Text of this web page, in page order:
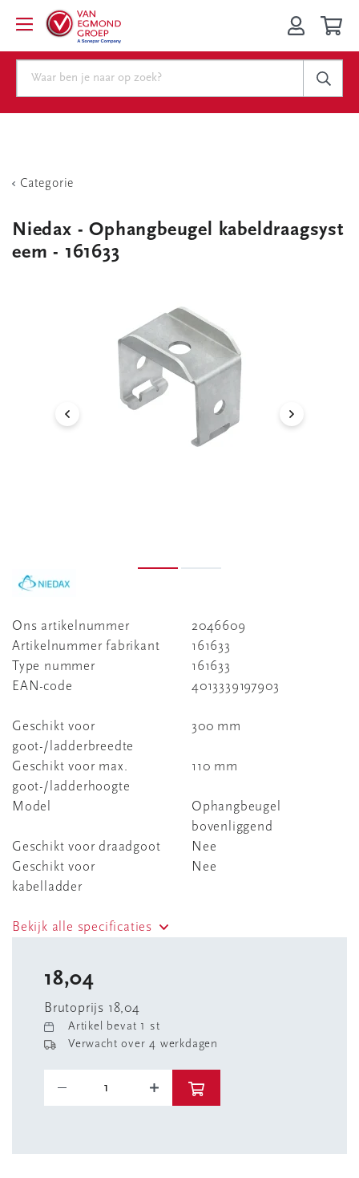
Categorie
Niedax - Ophangbeugel kabeldraagsyst
eem - 161633
Ons artikelnummer
2046609
Artikelnummer fabrikant
161633
Type nummer
161633
EAN-code
4013339197903
Geschikt voor
goot-/ladderbreedte
300 mm
Geschikt voor max.
goot-/ladderhoogte
110 mm
Model
Ophangbeugel
bovenliggend
Geschikt voor draadgoot
Nee
Geschikt voor
kabelladder
Nee
Bekijk alle specificaties
18,04
Brutoprijs 18,04
Artikel bevat 1 st
Verwacht over 4 werkdagen